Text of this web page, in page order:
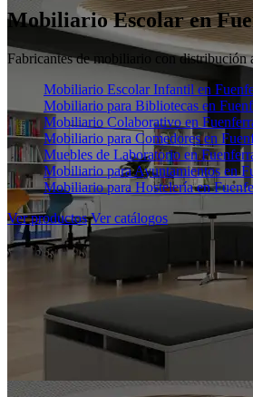
Mobiliario Escolar en
Fabricantes de mobiliario con distribución
Mobiliario Escolar Infantil en
Mobiliario para Bibliotecas en
Mobiliario Colaborativo en
Mobiliario para Comedores en
Muebles de Laboratorio en
Mobiliario para Ayuntamientos en
Mobiliario para Hostelería en
Ver productos Ver catálogos